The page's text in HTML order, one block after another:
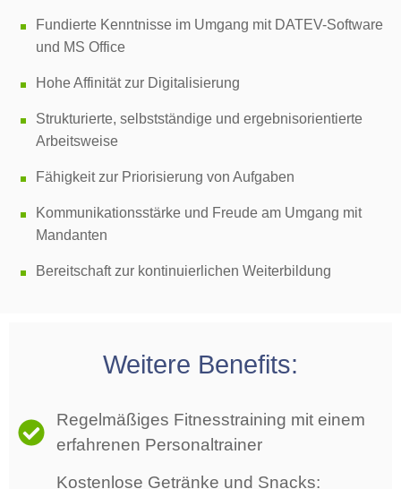
Fundierte Kenntnisse im Umgang mit DATEV-Software
und MS Office
Hohe Affinität zur Digitalisierung
Strukturierte, selbstständige und ergebnisorientierte
Arbeitsweise
Fähigkeit zur Priorisierung von Aufgaben
Kommunikationsstärke und Freude am Umgang mit
Mandanten
Bereitschaft zur kontinuierlichen Weiterbildung
Weitere Benefits:
Regelmäßiges Fitnesstraining mit einem
erfahrenen Personaltrainer
Kostenlose Getränke und Snacks: